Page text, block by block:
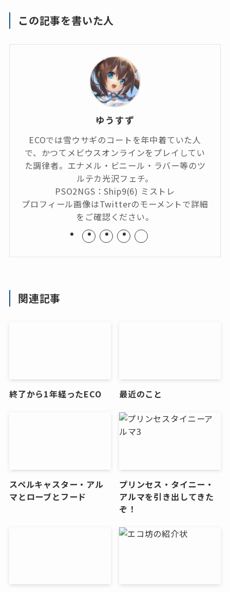
この記事を書いた人
ゆうすず
ECOでは雪ウサギのコートを年中着ていた人
で、かつてメビウスオンラインをプレイしてい
た調律者。エナメル・ビニール・ラバー等のツ
ルテカ光沢フェチ。
PSO2NGS：Ship9(6) ミストレ
プロフィール画像はTwitterのモーメントで詳細
をご確認ください。
関連記事
終了から1年経ったECO 最近のこと
スペルキャスター・アル
マとローブとフード
プリンセス・タイニー・
アルマを引き出してきた
ぞ！